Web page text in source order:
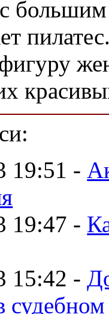
большим
19:51 -
19:47 -
15:42 -
судебном